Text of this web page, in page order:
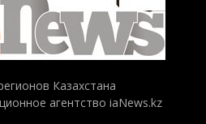
Казахстана
агентство iaNews.kz